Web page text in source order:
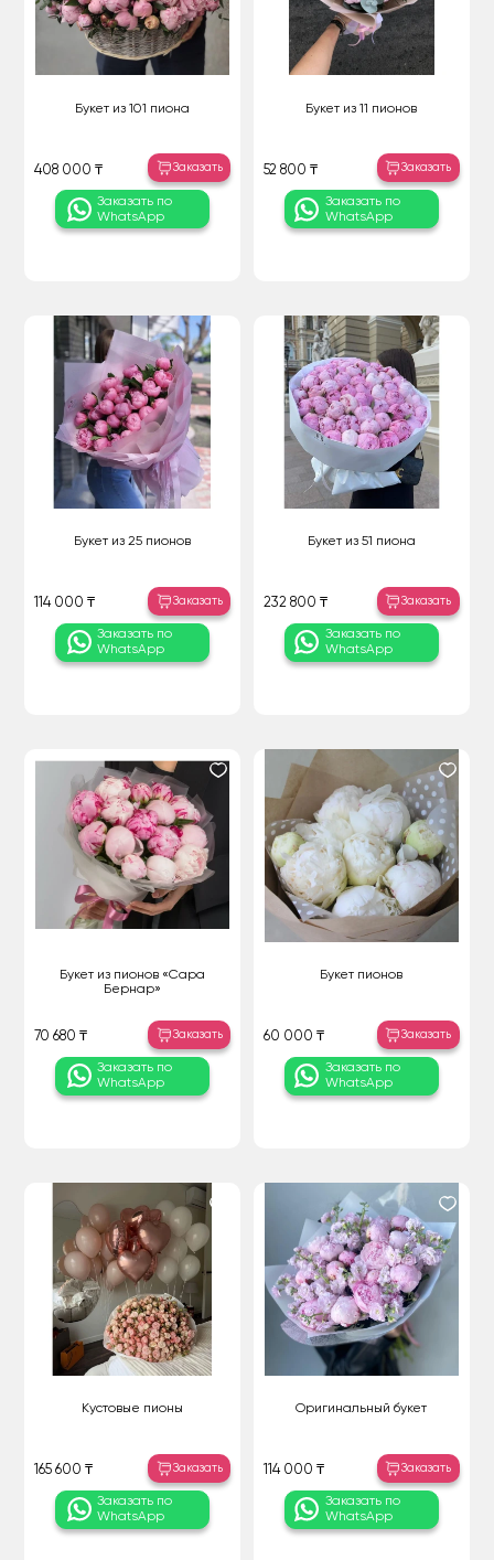
Букет из 101 пиона
408 000 ₸ Заказать
Заказать по
WhatsApp
Букет из 11 пионов
52 800 ₸ Заказать
Заказать по
WhatsApp
Букет из 25 пионов
114 000 ₸ Заказать
Заказать по
WhatsApp
Букет из 51 пиона
232 800 ₸ Заказать
Заказать по
WhatsApp
Букет из пионов «Сара
Бернар»
70 680 ₸ Заказать
Заказать по
WhatsApp
Букет пионов
60 000 ₸ Заказать
Заказать по
WhatsApp
Кустовые пионы
165 600 ₸ Заказать
Заказать по
WhatsApp
Оригинальный букет
114 000 ₸ Заказать
Заказать по
WhatsApp